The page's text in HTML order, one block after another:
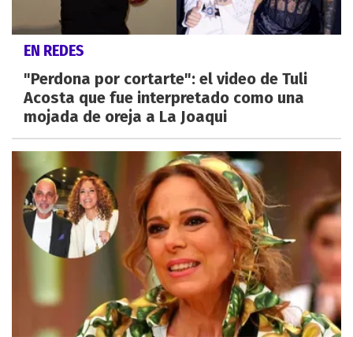
EN REDES
"Perdona por cortarte": el video de Tuli
Acosta que fue interpretado como una
mojada de oreja a La Joaqui